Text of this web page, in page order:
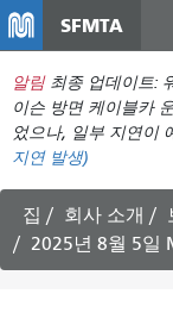
SFMTA
알림 최종 업데이트:
이슨 방면 케이블카
었으나, 일부 지연이
지연 발생)
집 회사 소개
2025년 8월 5일